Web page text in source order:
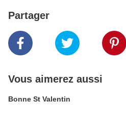
Partager
Vous aimerez aussi
Bonne St Valentin